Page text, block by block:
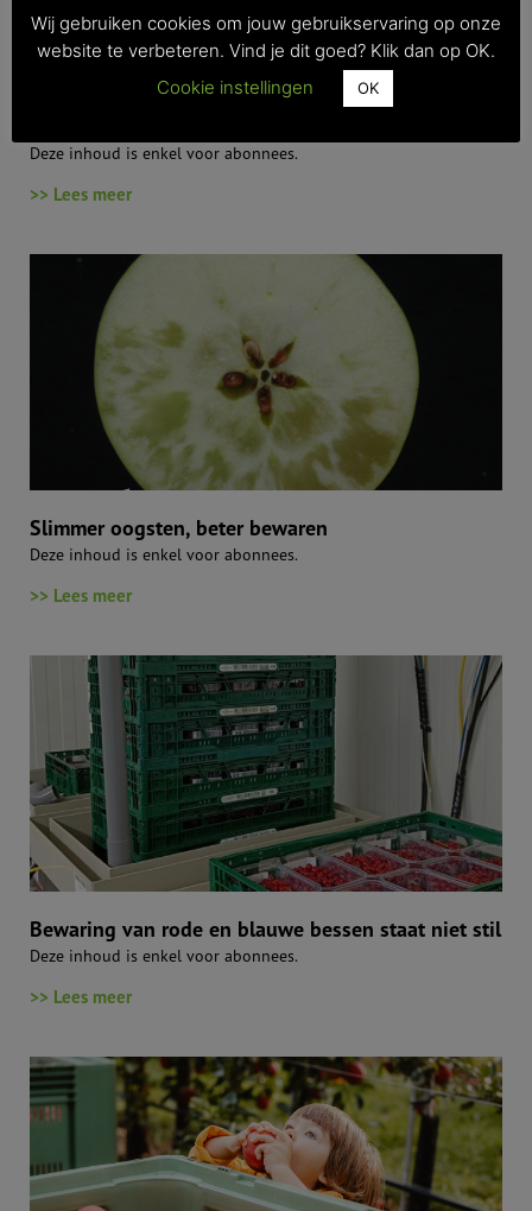
Deze inhoud is enkel voor abonnees.
>> Lees meer
Slimmer oogsten, beter bewaren
Deze inhoud is enkel voor abonnees.
>> Lees meer
Bewaring van rode en blauwe bessen staat niet stil
Deze inhoud is enkel voor abonnees.
>> Lees meer
Wij gebruiken cookies om jouw gebruikservaring op onze
website te verbeteren. Vind je dit goed? Klik dan op OK.
Cookie instellingen
OK